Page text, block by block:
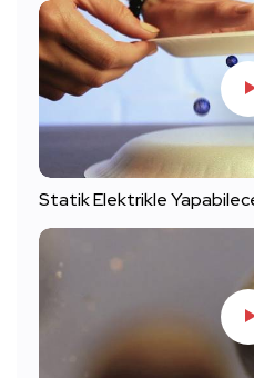
Statik Elektrikle